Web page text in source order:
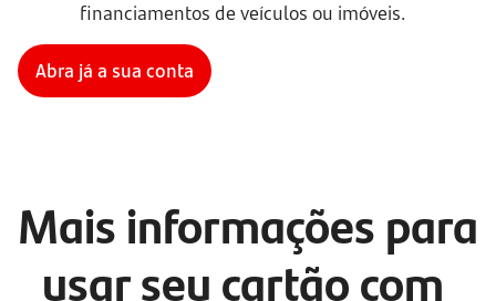
financiamentos de veículos ou imóveis.
Abra já a sua conta
Mais informações para
usar seu cartão com